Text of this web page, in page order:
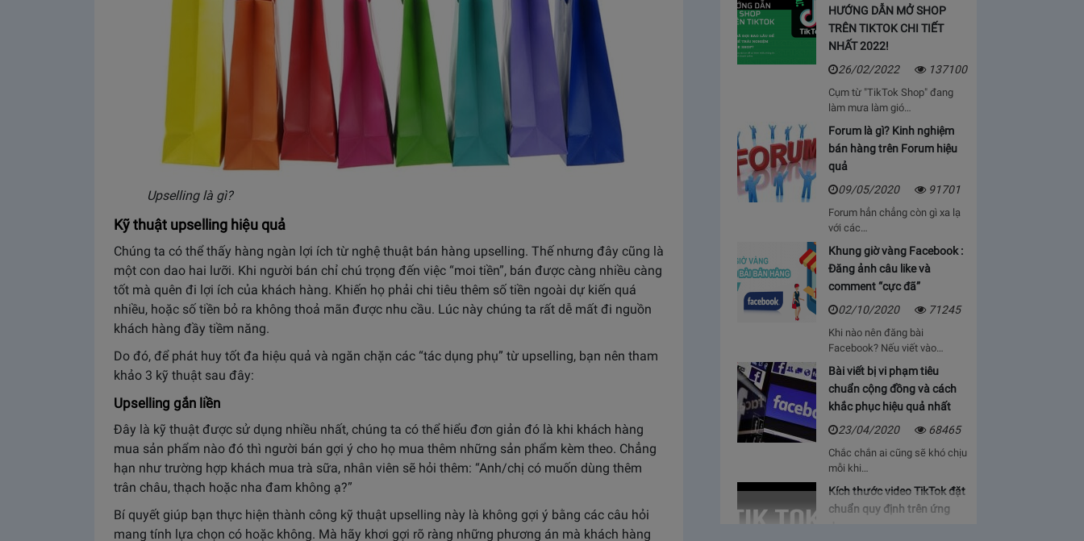
Upselling là gì?
Kỹ thuật upselling hiệu quả
Chúng ta có thể thấy hàng ngàn lợi ích từ nghệ thuật bán hàng upselling. Thế nhưng đây cũng là
một con dao hai lưỡi. Khi người bán chỉ chú trọng đến việc “moi tiền”, bán được càng nhiều càng
tốt mà quên đi lợi ích của khách hàng. Khiến họ phải chi tiêu thêm số tiền ngoài dự kiến quá
nhiều, hoặc số tiền bỏ ra không thoả mãn được nhu cầu. Lúc này chúng ta rất dễ mất đi nguồn
khách hàng đầy tiềm năng.
Do đó, để phát huy tốt đa hiệu quả và ngăn chặn các “tác dụng phụ” từ upselling, bạn nên tham
khảo 3 kỹ thuật sau đây:
Upselling gắn liền
Đây là kỹ thuật được sử dụng nhiều nhất, chúng ta có thể hiểu đơn giản đó là khi khách hàng
mua sản phẩm nào đó thì người bán gợi ý cho họ mua thêm những sản phẩm kèm theo. Chẳng
hạn như trường hợp khách mua trà sữa, nhân viên sẽ hỏi thêm: “Anh/chị có muốn dùng thêm
trân châu, thạch hoặc nha đam không ạ?”
Bí quyết giúp bạn thực hiện thành công kỹ thuật upselling này là không gợi ý bằng các câu hỏi
mang tính lựa chọn có hoặc không. Mà hãy khơi gợi rõ ràng những phương án mà khách hàng
HƯỚNG DẪN MỞ SHOP
TRÊN TIKTOK CHI TIẾT
NHẤT 2022!
26/02/2022
137100
Cụm từ "TikTok Shop" đang
làm mưa làm gió…
Forum là gì? Kinh nghiệm
bán hàng trên Forum hiệu
quả
09/05/2020
91701
Forum hẳn chẳng còn gì xa lạ
với các…
Khung giờ vàng Facebook :
Đăng ảnh câu like và
comment “cực đã”
02/10/2020
71245
Khi nào nên đăng bài
Facebook? Nếu viết vào…
Bài viết bị vi phạm tiêu
chuẩn cộng đồng và cách
khắc phục hiệu quả nhất
23/04/2020
68465
Chắc chắn ai cũng sẽ khó chịu
mỗi khi…
Kích thước video TikTok đặt
chuẩn quy định trên ứng